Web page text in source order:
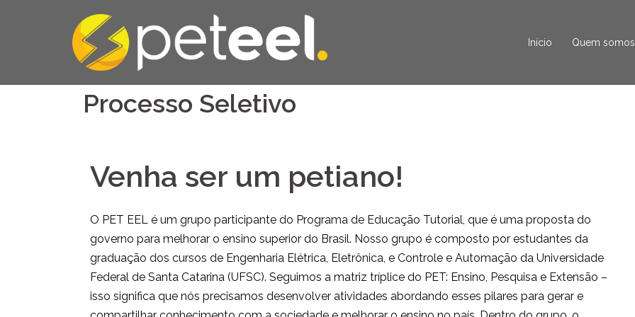
Início Quem somos
Processo Seletivo
Venha ser um petiano!
O PET EEL é um grupo participante do Programa de Educação Tutorial, que é uma proposta do
governo para melhorar o ensino superior do Brasil. Nosso grupo é composto por estudantes da
graduação dos cursos de Engenharia Elétrica, Eletrônica, e Controle e Automação da Universidade
Federal de Santa Catarina (UFSC). Seguimos a matriz tríplice do PET: Ensino, Pesquisa e Extensão –
isso significa que nós precisamos desenvolver atividades abordando esses pilares para gerar e